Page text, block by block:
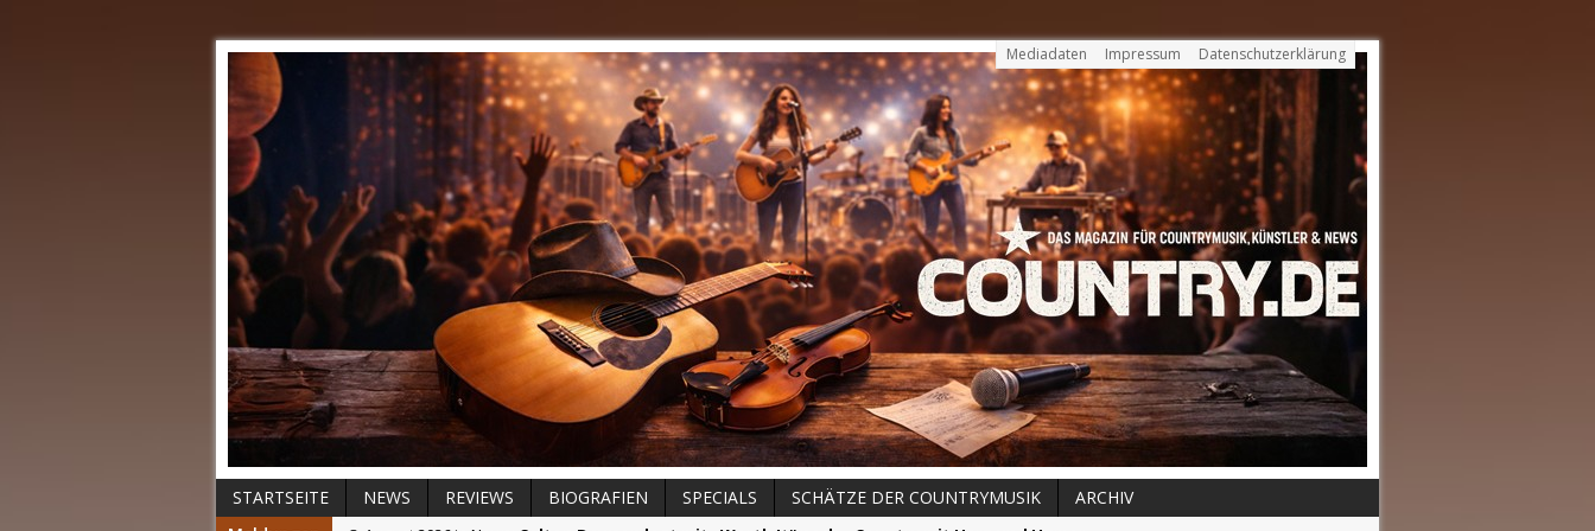
Mediadaten Impressum Datenschutzerklärung
STARTSEITE NEWS REVIEWS BIOGRAFIEN SPECIALS SCHÄTZE DER COUNTRYMUSIK
ARCHIV